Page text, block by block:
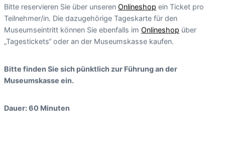
Bitte reservieren Sie über unseren Onlineshop ein Ticket pro
Teilnehmer/in. Die dazugehörige Tageskarte für den
Museumseintritt können Sie ebenfalls im Onlineshop über
„Tagestickets“ oder an der Museumskasse kaufen.
Bitte finden Sie sich pünktlich zur Führung an der
Museumskasse ein.
Dauer: 60 Minuten